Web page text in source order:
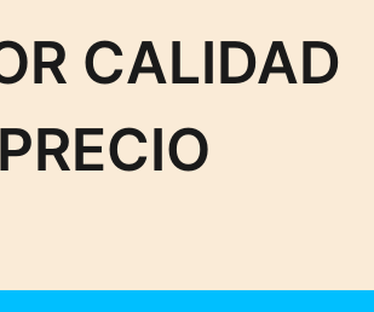
CALIDAD
PRECIO